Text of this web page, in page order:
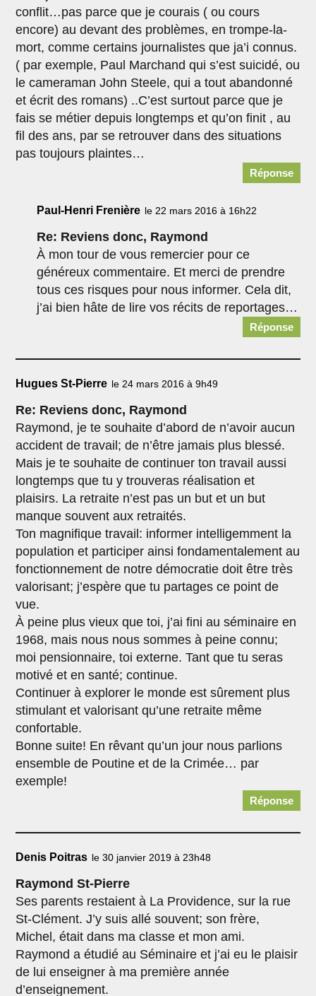
conflit…pas parce que je courais ( ou cours
encore) au devant des problèmes, en trompe-la-
mort, comme certains journalistes que ja’i connus.
( par exemple, Paul Marchand qui s’est suicidé, ou
le cameraman John Steele, qui a tout abandonné
et écrit des romans) ..C’est surtout parce que je
fais se métier depuis longtemps et qu’on finit , au
fil des ans, par se retrouver dans des situations
pas toujours plaintes…
Réponse
Paul-Henri Frenière le 22 mars 2016 à 16h22
Re: Reviens donc, Raymond
À mon tour de vous remercier pour ce
généreux commentaire. Et merci de prendre
tous ces risques pour nous informer. Cela dit,
j’ai bien hâte de lire vos récits de reportages…
Réponse
Hugues St-Pierre le 24 mars 2016 à 9h49
Re: Reviens donc, Raymond
Raymond, je te souhaite d’abord de n’avoir aucun
accident de travail; de n’être jamais plus blessé.
Mais je te souhaite de continuer ton travail aussi
longtemps que tu y trouveras réalisation et
plaisirs. La retraite n’est pas un but et un but
manque souvent aux retraités.
Ton magnifique travail: informer intelligemment la
population et participer ainsi fondamentalement au
fonctionnement de notre démocratie doit être très
valorisant; j’espère que tu partages ce point de
vue.
À peine plus vieux que toi, j’ai fini au séminaire en
1968, mais nous nous sommes à peine connu;
moi pensionnaire, toi externe. Tant que tu seras
motivé et en santé; continue.
Continuer à explorer le monde est sûrement plus
stimulant et valorisant qu’une retraite même
confortable.
Bonne suite! En rêvant qu’un jour nous parlions
ensemble de Poutine et de la Crimée… par
exemple!
Réponse
Denis Poitras le 30 janvier 2019 à 23h48
Raymond St-Pierre
Ses parents restaient à La Providence, sur la rue
St-Clément. J’y suis allé souvent; son frère,
Michel, était dans ma classe et mon ami.
Raymond a étudié au Séminaire et j’ai eu le plaisir
de lui enseigner à ma première année
d’enseignement.